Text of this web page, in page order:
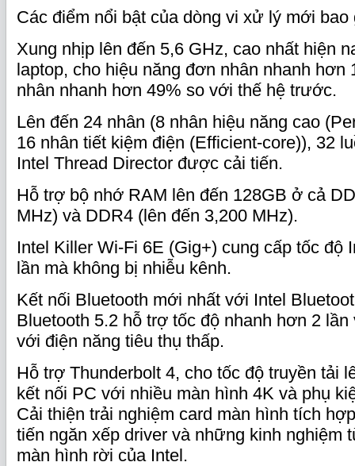
Các điểm nổi bật của dòng vi xử lý mới bao
Xung nhịp lên đến 5,6 GHz, cao nhất hiện
laptop, cho hiệu năng đơn nhân nhanh hơn
nhân nhanh hơn 49% so với thế hệ trước.
Lên đến 24 nhân (8 nhân hiệu năng cao
16 nhân tiết kiệm điện (Efficient-core)), 32
Intel Thread Director được cải tiến.
Hỗ trợ bộ nhớ RAM lên đến 128GB ở cả
MHz) và DDR4 (lên đến 3,200 MHz).
Intel Killer Wi-Fi 6E (Gig+) cung cấp tốc độ
lần mà không bị nhiễu kênh.
Kết nối Bluetooth mới nhất với Intel
Bluetooth 5.2 hỗ trợ tốc độ nhanh hơn 2
với điện năng tiêu thụ thấp.
Hỗ trợ Thunderbolt 4, cho tốc độ truyền tải
kết nối PC với nhiều màn hình 4K và phụ
Cải thiện trải nghiệm card màn hình tích
tiến ngăn xếp driver và những kinh nghiệm
màn hình rời của Intel.